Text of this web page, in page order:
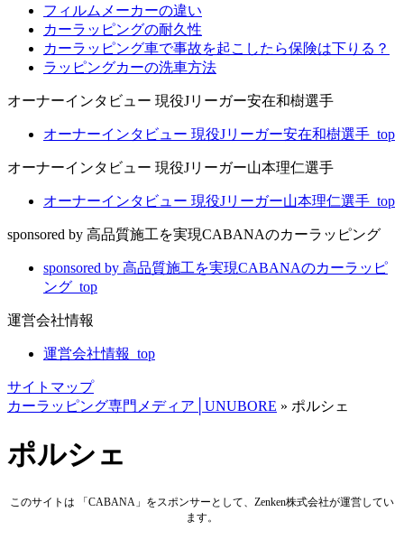
フィルムメーカーの違い
カーラッピングの耐久性
カーラッピング車で事故を起こしたら保険は下りる？
ラッピングカーの洗車方法
オーナーインタビュー 現役Jリーガー安在和樹選手
オーナーインタビュー 現役Jリーガー安在和樹選手_top
オーナーインタビュー 現役Jリーガー山本理仁選手
オーナーインタビュー 現役Jリーガー山本理仁選手_top
sponsored by 高品質施工を実現CABANAのカーラッピング
sponsored by 高品質施工を実現CABANAのカーラッピ
ング_top
運営会社情報
運営会社情報_top
サイトマップ
カーラッピング専門メディア│UNUBORE » ポルシェ
ポルシェ
このサイトは 「CABANA」をスポンサーとして、Zenken株式会社が運営してい
ます。